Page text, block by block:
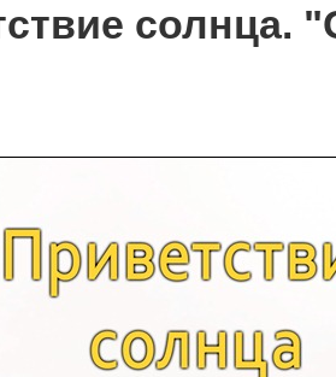
солнца.